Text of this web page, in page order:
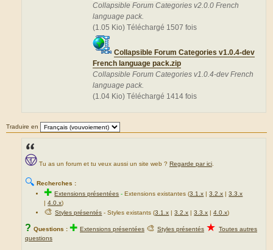
Collapsible Forum Categories v2.0.0 French
language pack.
(1.05 Kio) Téléchargé 1507 fois
Collapsible Forum Categories v1.0.4-dev
French language pack.zip
Collapsible Forum Categories v1.0.4-dev French
language pack.
(1.04 Kio) Téléchargé 1414 fois
Traduire en
Tu as un forum et tu veux aussi un site web ? Regarde par ici
🔍 Recherches :
✚Extensions présentées -Extensions existantes (3.1.x |3.2.x |3.3.x
|4.0.x)
🎨Styles présentés - Styles existants (3.1.x |3.2.x |3.3.x |4.0.x)
? Questions : ✚ Extensions présentées 🎨 Styles présentés ★ Toutes autres
questions